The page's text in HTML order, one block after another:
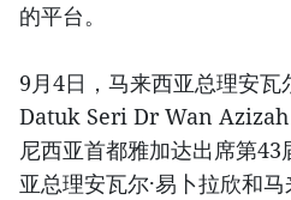
的平台。
9月4日，马来西亚总理安瓦
Datuk Seri Dr Wan
尼西亚首都雅加达出席第
亚总理安瓦尔·易卜拉欣和